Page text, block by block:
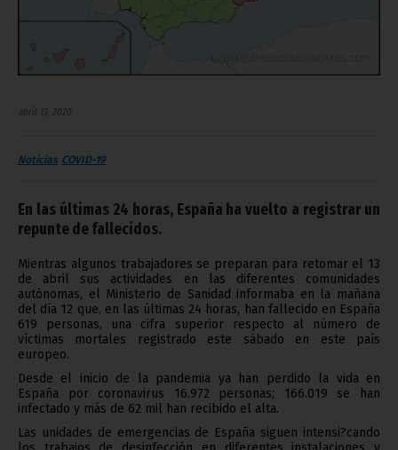
abril 13, 2020
Noticias COVID-19
En las últimas 24 horas, España ha vuelto a registrar un
repunte de fallecidos.
Mientras algunos trabajadores se preparan para retomar el 13
de abril sus actividades en las diferentes comunidades
autónomas, el Ministerio de Sanidad informaba en la mañana
del día 12 que, en las últimas 24 horas, han fallecido en España
619 personas, una cifra superior respecto al número de
víctimas mortales registrado este sábado en este país
europeo.
Desde el inicio de la pandemia ya han perdido la vida en
España por coronavirus 16.972 personas; 166.019 se han
infectado y más de 62 mil han recibido el alta.
Las unidades de emergencias de España siguen intensi?cando